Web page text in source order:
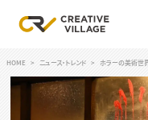
ログイン
HOME ニュース・トレンド ホラーの美術世